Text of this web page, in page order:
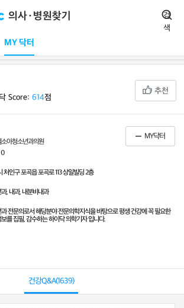
의사·병원찾기
MY 닥터
검
색
Score: 614점
추천
아청소년과의원
0
처인구 포곡읍 포곡로 113 상일빌딩 2층
, 내과, 내분비내과
전문의로서 해당분야 전문의학지식을 바탕으로 평생 건강에 꼭 필요한
를 집필, 감수하는 하이닥 의학기자 입니다.
MY닥터
건강Q&A(1639)